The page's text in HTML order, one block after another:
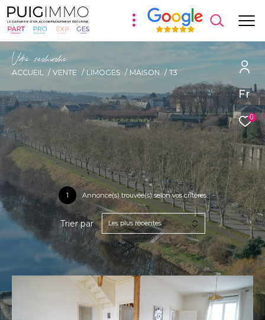
Fr
0
Vore recece
ACCUEIL VENTE LIMOGES MAISON T3
1 Annonce(s) trouvée(s) selon vos critères
Trier par Les plus récentes